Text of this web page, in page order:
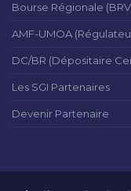
Bourse Régionale
AMF-UMOA
DC/BR (Dépositaire
Les SGI Partenaires
Devenir Partenaire